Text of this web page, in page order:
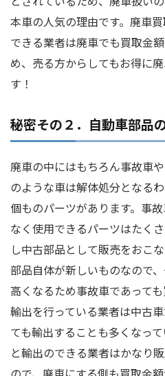
本車の人気の理由です。廃車
できる業者は廃車でも買取金
め、売る方からしてもお得に
す！
秘密その２．自動車部品
廃車の中にはもちろん事故車
のような車は解体処分となる
個ものパーツがあります。事
なく使用できるパーツはたく
し中古部品として販売をおこ
部品自体が新しいものなので
高くなるため事故車であって
輸出を行っている業者は中古
ても輸出することも多くなっ
と輸出のできる業者はかなり